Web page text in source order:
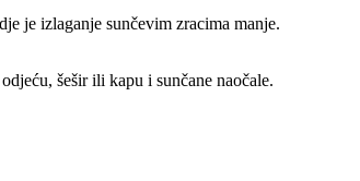
je izlaganje sunčevim zracima manje.
šešir ili kapu i sunčane naočale.